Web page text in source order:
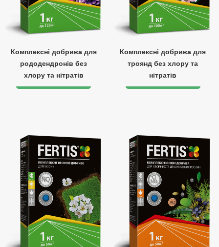
Комплексні добрива для
рододендронів без
хлору та нітратів
Комплексні добрива для
троянд без хлору та
нітратів